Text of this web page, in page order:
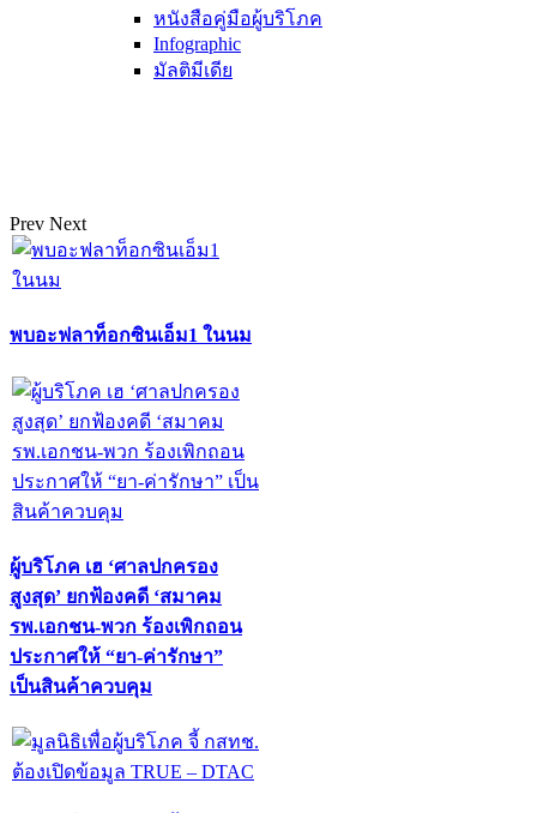
หนังสือคู่มือผู้บริโภค
Infographic
มัลติมีเดีย
Prev Next
พบอะฟลาท็อกซินเอ็ม1 ในนม
ผู้บริโภค เฮ ‘ศาลปกครอง
สูงสุด’ ยกฟ้องคดี ‘สมาคม
รพ.เอกชน-พวก ร้องเพิกถอน
ประกาศให้ “ยา-ค่ารักษา”
เป็นสินค้าควบคุม